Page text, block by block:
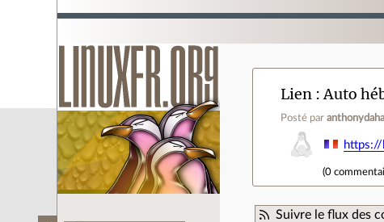
Lien Auto
Posté par
(0
Suivre le flux des